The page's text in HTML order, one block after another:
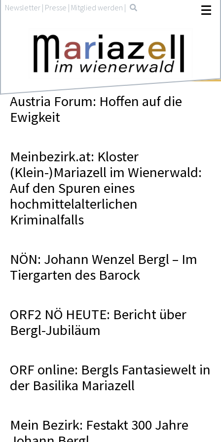
Newsletter | Presse | Mitglied werden |
Austria Forum: Hoffen auf die
Ewigkeit
Meinbezirk.at: Kloster
(Klein-)Mariazell im Wienerwald:
Auf den Spuren eines
hochmittelalterlichen
Kriminalfalls
NÖN: Johann Wenzel Bergl – Im
Tiergarten des Barock
ORF2 NÖ HEUTE: Bericht über
Bergl-Jubiläum
ORF online: Bergls Fantasiewelt in
der Basilika Mariazell
Mein Bezirk: Festakt 300 Jahre